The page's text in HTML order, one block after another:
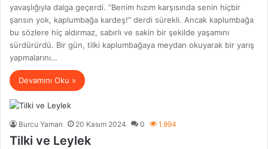
yavaşlığıyla dalga geçerdi. “Benim hızım karşısında senin hiçbir
şansın yok, kaplumbağa kardeş!” derdi sürekli. Ancak kaplumbağa
bu sözlere hiç aldırmaz, sabırlı ve sakin bir şekilde yaşamını
sürdürürdü. Bir gün, tilki kaplumbağaya meydan okuyarak bir yarış
yapmalarını…
Devamını Oku »
Burcu Yaman 20 Kasım 2024 0 1.994
Tilki ve Leylek